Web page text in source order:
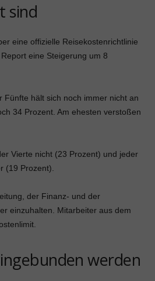
sind
eine offizielle Reisekostenrichtlinie
eine Steigerung um 8
Fünfte hält sich noch immer nicht an
34 Prozent. Am ehesten verstoßen
Vierte nicht (23 Prozent) und jeder
(19 Prozent).
der Finanz- und der
einzuhalten. Mitarbeiter aus dem
werden